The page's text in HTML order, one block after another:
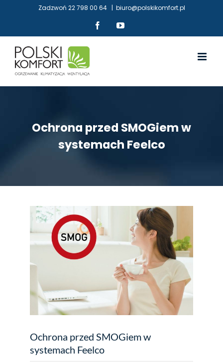
content
Zadzwoń 22 798 00 64 | biuro@polskikomfort.pl
FacebookYouTube
Ochrona przed SMOGiem w
systemach Feelco
Ochrona przed SMOGiem w
systemach Feelco